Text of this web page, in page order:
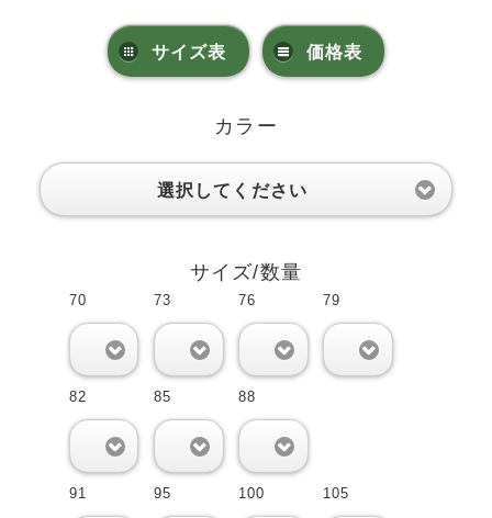
サイズ表 価格表
カラー
選択してください
サイズ/数量
70 73 76 79
82 85 88
91 95 100 105